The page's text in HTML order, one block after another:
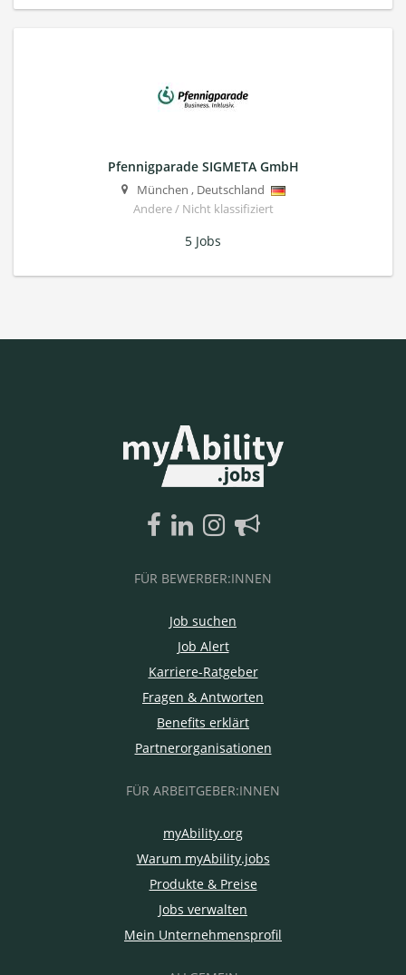
Pfennigparade SIGMETA GmbH
München , Deutschland
Andere / Nicht klassifiziert
5 Jobs
FÜR BEWERBER:INNEN
Job suchen
Job Alert
Karriere-Ratgeber
Fragen & Antworten
Benefits erklärt
Partnerorganisationen
FÜR ARBEITGEBER:INNEN
myAbility.org
Warum myAbility.jobs
Produkte & Preise
Jobs verwalten
Mein Unternehmensprofil